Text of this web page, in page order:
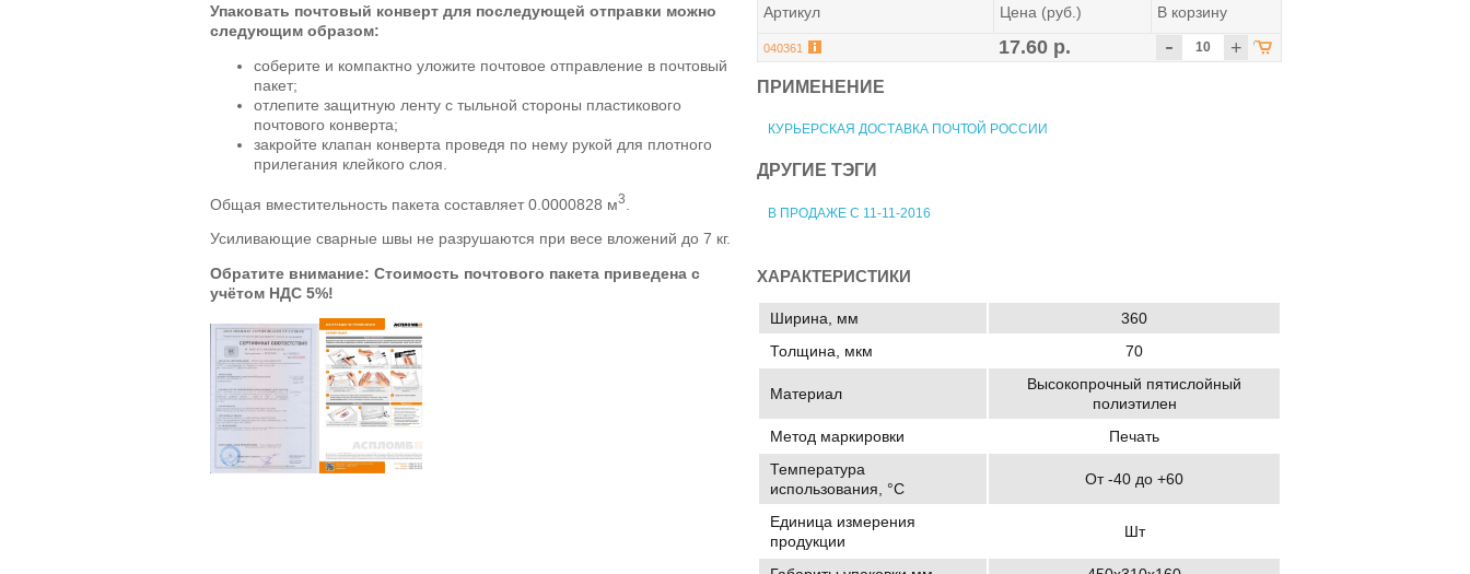
Артикул Цена (руб.) В корзину
040361 17.60 р. - +
ПРИМЕНЕНИЕ
КУРЬЕРСКАЯ ДОСТАВКА ПОЧТОЙ РОССИИ
ДРУГИЕ ТЭГИ
В ПРОДАЖЕ С 11-11-2016
Упаковать почтовый конверт для последующей отправки можно
следующим образом:
соберите и компактно уложите почтовое отправление в почтовый
пакет;
отлепите защитную ленту с тыльной стороны пластикового
почтового конверта;
закройте клапан конверта проведя по нему рукой для плотного
прилегания клейкого слоя.
Общая вместительность пакета составляет 0.0000828 м3
Усиливающие сварные швы не разрушаются при весе вложений до 7 кг.
Обратите внимание: Стоимость почтового пакета приведена с
учётом НДС 5%!
ХАРАКТЕРИСТИКИ
Ширина, мм
360
Толщина, мкм
70
Материал
Высокопрочный пятислойный
полиэтилен
Метод маркировки
Печать
Температура
использования, °C
От -40 до +60
Единица измерения
продукции
Шт